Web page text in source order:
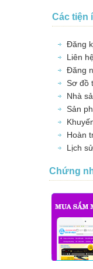
Các tiện
Đăng
Liên
Đăng
Sơ đồ
Nhà
Sản
Hoàn
Lịch
Chứng